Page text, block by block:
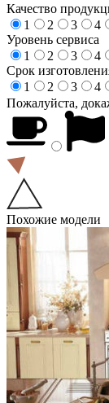
Качество
1
2 3 4
Уровень сервиса
1
2 3 4
Срок
1
2 3 4
Пожалуйста,
Похожие модели